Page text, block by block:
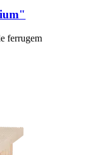
ferrugem